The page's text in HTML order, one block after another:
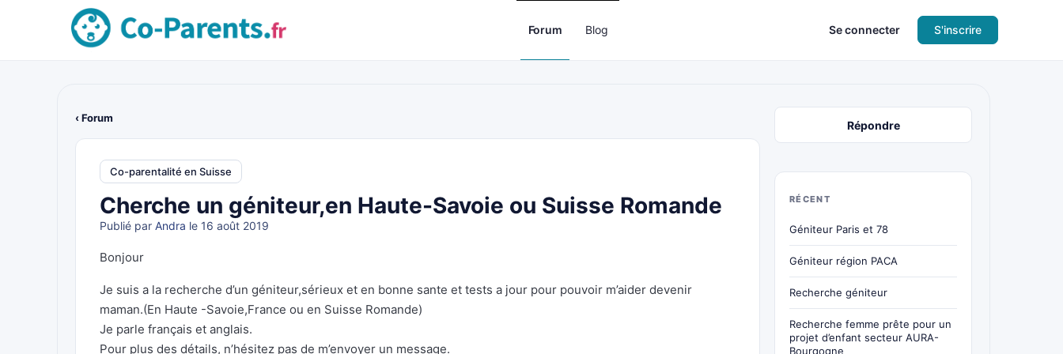
Forum Blog Se connecter S'inscrire
‹ Forum
Co-parentalité en Suisse
Cherche un géniteur,en Haute-Savoie ou Suisse Romande
Publié par Andra le 16 août 2019
Bonjour
Je suis a la recherche d’un géniteur,sérieux et en bonne sante et tests a jour pour pouvoir m’aider devenir
maman.(En Haute -Savoie,France ou en Suisse Romande)
Je parle français et anglais.
Pour plus des détails, n’hésitez pas de m’envoyer un message.
Répondre
RÉCENT
Géniteur Paris et 78
Géniteur région PACA
Recherche géniteur
Recherche femme prête pour un
projet d’enfant secteur AURA-
Bourgogne